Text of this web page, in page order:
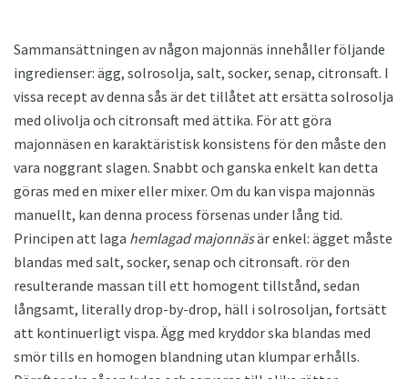
Sammansättningen av någon majonnäs innehåller följande
ingredienser: ägg, solrosolja, salt, socker, senap, citronsaft. I
vissa recept av denna sås är det tillåtet att ersätta solrosolja
med olivolja och citronsaft med ättika. För att göra
majonnäsen en karaktäristisk konsistens för den måste den
vara noggrant slagen. Snabbt och ganska enkelt kan detta
göras med en mixer eller mixer. Om du kan vispa majonnäs
manuellt, kan denna process försenas under lång tid.
Principen att laga hemlagad majonnäsär enkel: ägget måste
blandas med salt, socker, senap och citronsaft. rör den
resulterande massan till ett homogent tillstånd, sedan
långsamt, literally drop-by-drop, häll i solrosoljan, fortsätt
att kontinuerligt vispa. Ägg med kryddor ska blandas med
smör tills en homogen blandning utan klumpar erhålls.